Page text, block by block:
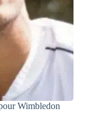
Wimbledon